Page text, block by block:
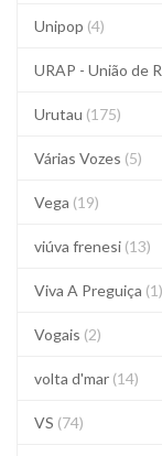
Unipop (4)
URAP - União de
Urutau (175)
Várias Vozes (5)
Vega (19)
viúva frenesi (13)
Viva A Preguiça (1)
Vogais (2)
volta d'mar (14)
VS (74)